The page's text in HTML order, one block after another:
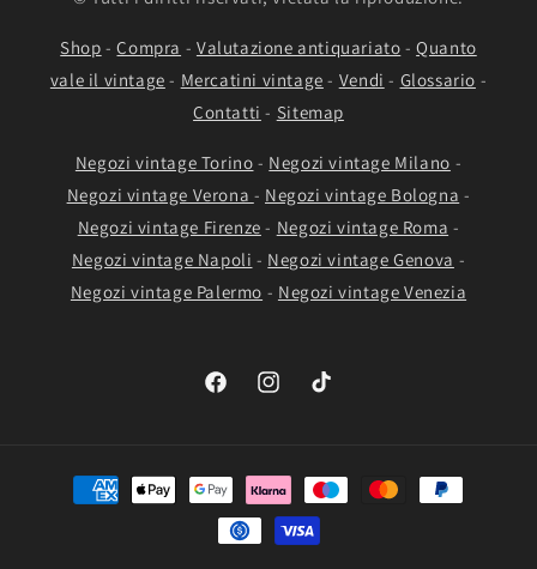
Shop -Compra - Valutazione antiquariato -Quanto
vale il vintage - Mercatini vintage - Vendi - Glossario -
Contatti - Sitemap
Negozi vintage Torino - Negozi vintage Milano -
Negozi vintage Verona - Negozi vintage Bologna -
Negozi vintage Firenze - Negozi vintage Roma -
Negozi vintage Napoli - Negozi vintage Genova -
Negozi vintage Palermo - Negozi vintage Venezia
FacebookInstagramTikTok
Metodi